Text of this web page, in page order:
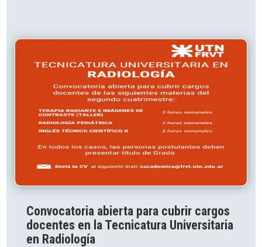
Convocatoria abierta para cubrir cargos
docentes en la Tecnicatura Universitaria
en Radiología